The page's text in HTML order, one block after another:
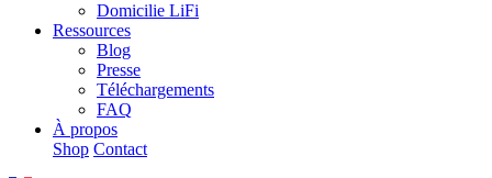
Domicilie LiFi
Ressources
Blog
Presse
Téléchargements
FAQ
À propos
Shop Contact